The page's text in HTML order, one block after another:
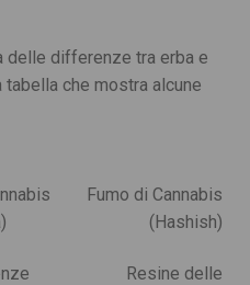
delle differenze tra erba e
tabella che mostra alcune
Fumo di Cannabis
(Hashish)
Resine delle